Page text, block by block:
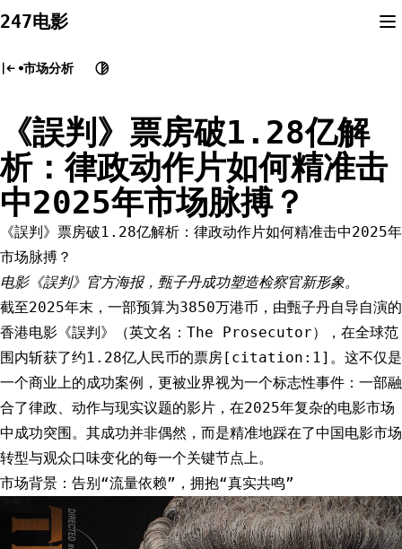
to
247电影
市场分析
《誤判》票房破1.28亿解
析：律政动作片如何精准击
中2025年市场脉搏？
《誤判》票房破1.28亿解析：律政动作片如何精准击中2025年
市场脉搏？
电影《誤判》官方海报，甄子丹成功塑造检察官新形象。
截至2025年末，一部预算为3850万港币，由甄子丹自导自演的
香港电影《誤判》（英文名：The Prosecutor），在全球范
围内斩获了约1.28亿人民币的票房[citation:1]。这不仅是
一个商业上的成功案例，更被业界视为一个标志性事件：一部融
合了律政、动作与现实议题的影片，在2025年复杂的电影市场
中成功突围。其成功并非偶然，而是精准地踩在了中国电影市场
转型与观众口味变化的每一个关键节点上。
市场背景：告别“流量依赖”，拥抱“真实共鸣”